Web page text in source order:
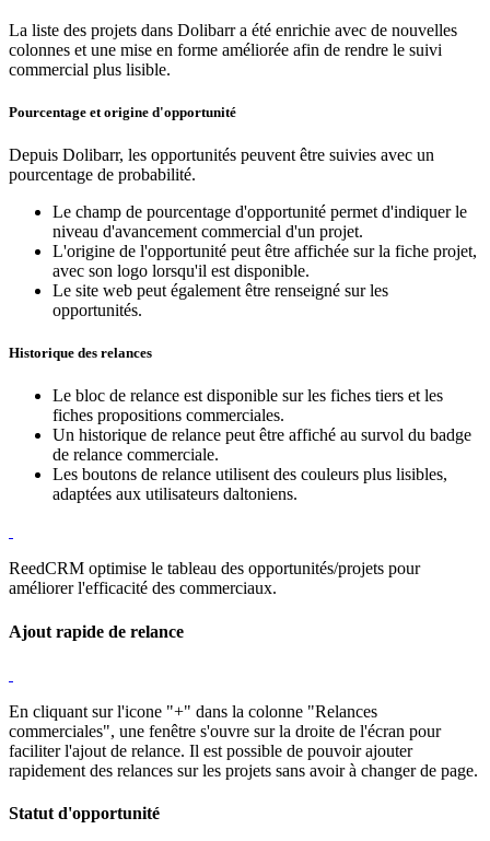
La liste des projets dans Dolibarr a été enrichie avec de nouvelles
colonnes et une mise en forme améliorée afin de rendre le suivi
commercial plus lisible.
Pourcentage et origine d'opportunité
Depuis Dolibarr, les opportunités peuvent être suivies avec un
pourcentage de probabilité.
Le champ de pourcentage d'opportunité permet d'indiquer le
niveau d'avancement commercial d'un projet.
L'origine de l'opportunité peut être affichée sur la fiche projet,
avec son logo lorsqu'il est disponible.
Le site web peut également être renseigné sur les
opportunités.
Historique des relances
Le bloc de relance est disponible sur les fiches tiers et les
fiches propositions commerciales.
Un historique de relance peut être affiché au survol du badge
de relance commerciale.
Les boutons de relance utilisent des couleurs plus lisibles,
adaptées aux utilisateurs daltoniens.
ReedCRM optimise le tableau des opportunités/projets pour
améliorer l'efficacité des commerciaux.
Ajout rapide de relance
En cliquant sur l'icone "+" dans la colonne "Relances
commerciales", une fenêtre s'ouvre sur la droite de l'écran pour
faciliter l'ajout de relance. Il est possible de pouvoir ajouter
rapidement des relances sur les projets sans avoir à changer de page.
Statut d'opportunité